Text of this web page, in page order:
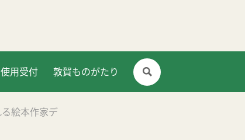
用受付 敦賀ものがたり
絵本作家デ